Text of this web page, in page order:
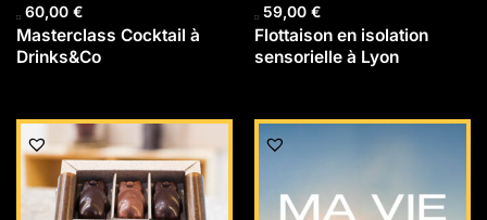
60,00 €
Masterclass Cocktail à
Drinks&Co
59,00 €
Flottaison en isolation
sensorielle à Lyon